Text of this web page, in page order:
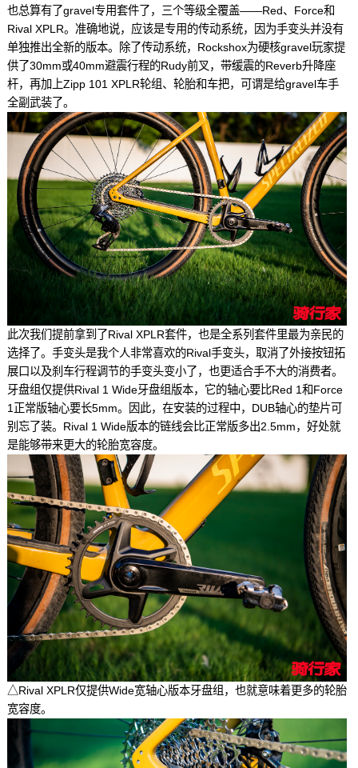
也总算有了gravel专用套件了，三个等级全覆盖——Red、Force和
Rival XPLR。准确地说，应该是专用的传动系统，因为手变头并没有
单独推出全新的版本。除了传动系统，Rockshox为硬核gravel玩家提
供了30mm或40mm避震行程的Rudy前叉，带缓震的Reverb升降座
杆，再加上Zipp 101 XPLR轮组、轮胎和车把，可谓是给gravel车手
全副武装了。
此次我们提前拿到了Rival XPLR套件，也是全系列套件里最为亲民的
选择了。手变头是我个人非常喜欢的Rival手变头，取消了外接按钮拓
展口以及刹车行程调节的手变头变小了，也更适合手不大的消费者。
牙盘组仅提供Rival 1 Wide牙盘组版本，它的轴心要比Red 1和Force
1正常版轴心要长5mm。因此，在安装的过程中，DUB轴心的垫片可
别忘了装。Rival 1 Wide版本的链线会比正常版多出2.5mm，好处就
是能够带来更大的轮胎宽容度。
△Rival XPLR仅提供Wide宽轴心版本牙盘组，也就意味着更多的轮胎
宽容度。